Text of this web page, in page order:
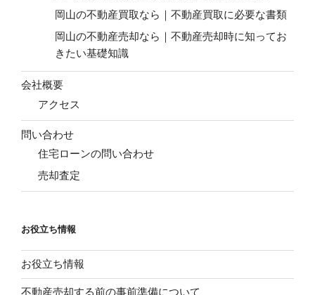
岡山の不動産買取なら｜不動産買取に必要な書類
岡山の不動産売却なら｜不動産売却時に知ってお
きたい基礎知識
会社概要
アクセス
問い合わせ
住宅ローンの問い合わせ
売却査定
お役立ち情報
お役立ち情報
不動産売却する前の事前準備について